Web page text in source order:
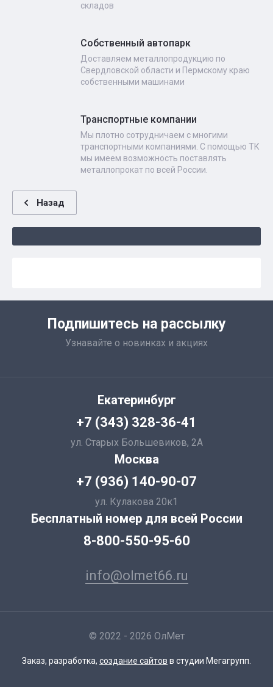
складов
Собственный автопарк
Доставляем металлопродукцию по
Свердловской области и Пермскому краю
собственными машинами
Транспортные компании
Мы плотно сотрудничаем с многими
транспортными компаниями. С помощью ТК
мы имеем возможность поставлять
металлопрокат по всей России.
Назад
Подпишитесь на рассылку
Узнавайте о новинках и акциях
Екатеринбург
+7 (343) 328-36-41
ул. Старых Большевиков, 2А
Москва
+7 (936) 140-90-07
ул. Кулакова 20к1
Бесплатный номер для всей России
8-800-550-95-60
info@olmet66.ru
© 2022 - 2026 ОлМет
Заказ, разработка, создание сайтов в студии Мегагрупп.